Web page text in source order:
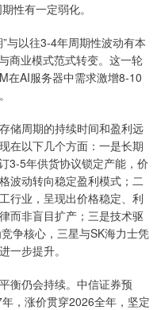
性有一定弱化。
以往3-4年周期性波动有本
商业模式范式转变。这一轮
在AI服务器中需求激增8-10
周期的持续时间和盈利远
在以下几个方面：一是长期
3-5年供货协议锁定产能，价
波动转向稳定盈利模式；二
行业，呈现出价格稳定、利
而非盲目扩产；三是技术驱
争核心，三星与SK海力士凭
一步提升。
仍会持续。中信证券预
，涨价贯穿2026全年，坚定